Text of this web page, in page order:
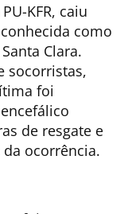
KFR, caiu
como
Clara.
socorristas,
foi
de resgate e
ocorrência.